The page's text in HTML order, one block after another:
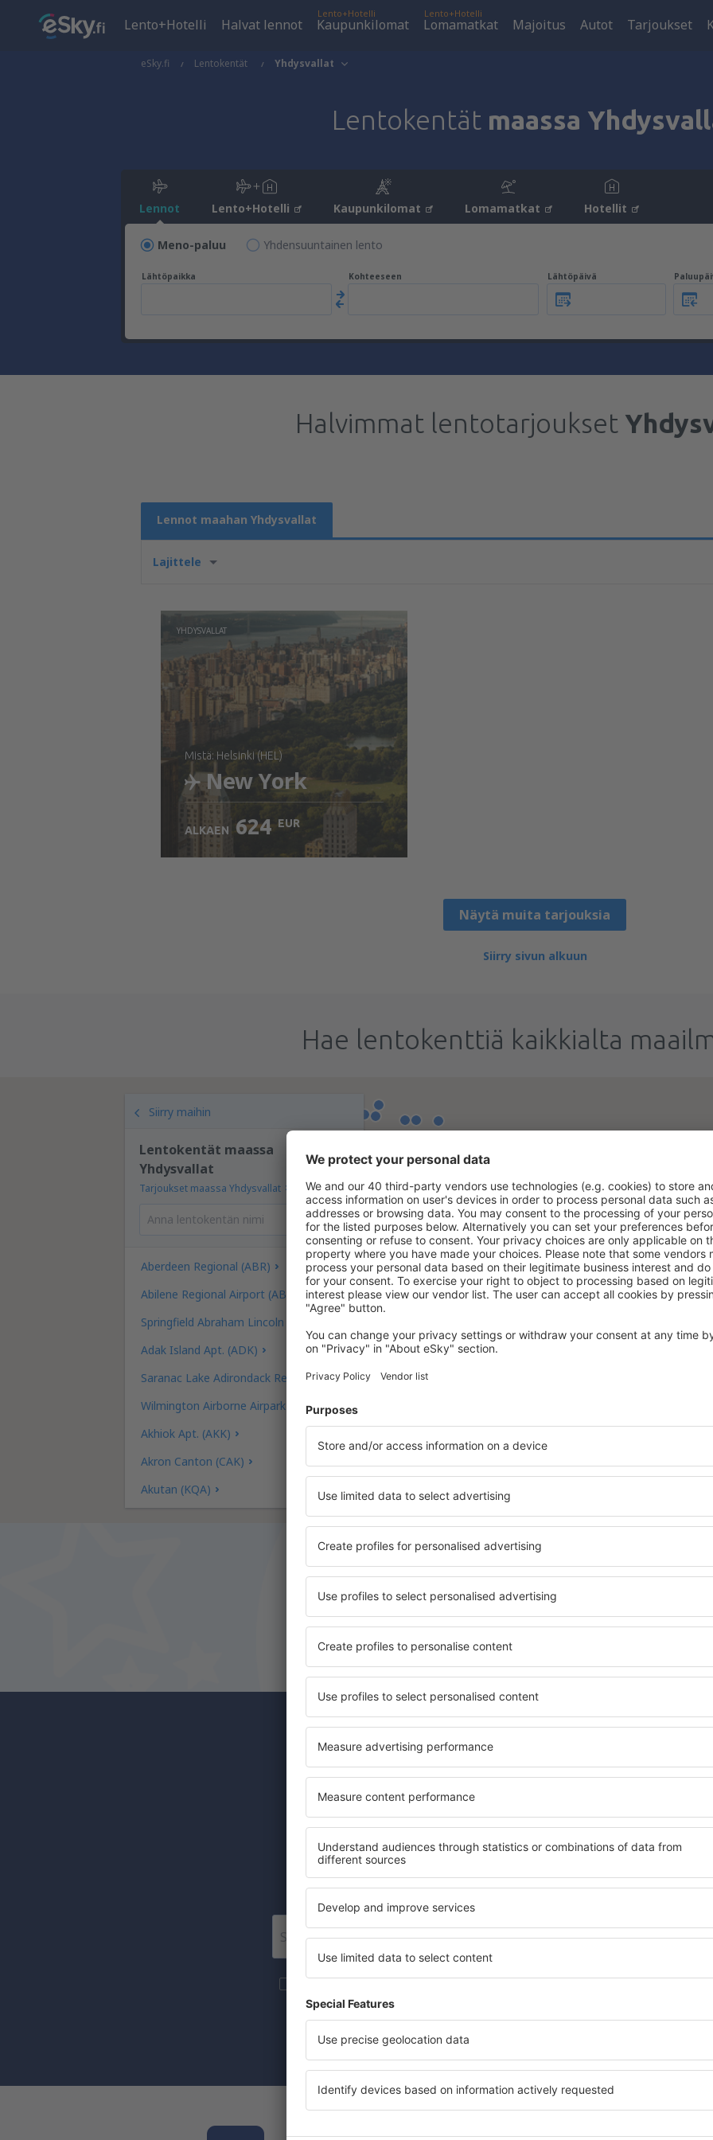
Lento+Hotelli Halvat lennot
Lento+Hotelli
Kaupunkilomat
Lento+Hotelli
Lomamatkat Majoitus Autot Tarjoukset
eSky.fi Lentokentät Yhdysvallat
Lentokentät maassa
Lennot Lento+Hotelli Kaupunkilomat Lomamatkat Hotellit
Meno-paluu Yhdensuuntainen lento
Lähtöpaikka Kohteeseen Lähtöpäivä
Halvimmat lentotarjoukset
Lennot maahan Yhdysvallat
Lajittele
YHDYSVALLAT
mistä: Helsinki (HEL)
New York
ALKAEN 624 EUR
Näytä muita tarjouksia
Siirry sivun alkuun
Hae lentokenttiä kaikkialta
Siirry maihin
Lentokentät maassa
Yhdysvallat
Tarjoukset maassa Yhdysvallat
Aberdeen Regional (ABR)
Abilene Regional Airport (ABI)
Springfield Abraham Lincoln Capital (SPI)
Adak Island Apt. (ADK)
Saranac Lake Adirondack Regional (SLK)
Wilmington Airborne Airpark (ILN)
Akhiok Apt. (AKK)
Akron Canton (CAK)
Akutan (KQA)
Jacksonville Richlands Albert J. Ellis (OAJ)
Alpena County Regional Airport (APN)
Angoon Seaplane Base (AGN)
Ann Arbor Municipal Airport (ARB)
Atka Airport (AKB)
Säästä aikaa ja rahaa.
Varaa Lento+Hotelli
Katso
Uutiskirjeen tilaajat
enemmän vähemmällä
matkatarjouksia ennen muita.
Lähetämme vain parhaat!
markkinointiviestejä antamaani sähköpostiosoitteeseen uutiskirjeiden muodossa.
Kun merkitset valintaruudun, annat sähköpostiosoitteen ja valitset ”Tilaa”, nämä valinnat
suostumuksen henkilötietojesi käsittelyyn